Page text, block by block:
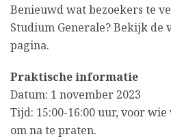
Benieuwd wat bezoekers te
Studium Generale? Bekijk de
pagina.
Praktische informatie
Datum: 1 november 2023
Tijd: 15:00-16:00 uur, voor
om na te praten.